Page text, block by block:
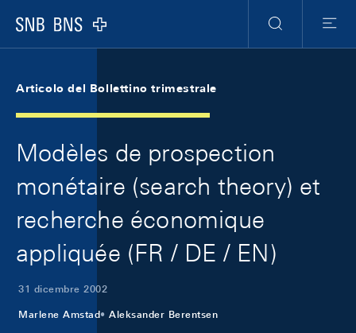
Logo
Ricerca
Menu
Articolo del Bollettino trimestrale
Modèles de prospection
monétaire (search theory) et
recherche économique
appliquée (FR / DE / EN)
31 dicembre 2002
Marlene Amstad Aleksander Berentsen